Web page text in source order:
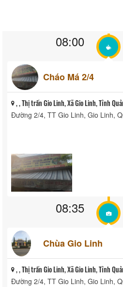
08:00
Cháo Má 2/4
, , Thị trấn Gio Linh, Xã Gio Linh, Tỉnh
Đường 2/4, TT Gio Linh, Gio Linh,
08:35
Chùa Gio Linh
, , Thị trấn Gio Linh, Xã Gio Linh, Tỉnh
Đường 2/4, TT Gio Linh, Gio Linh,